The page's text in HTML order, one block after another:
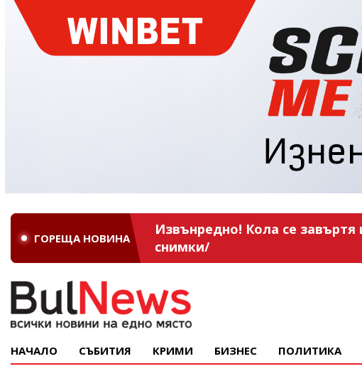
ГОРЕЩА НОВИНА
Извънредно! Кола се
снимки/
НАЧАЛО СЪБИТИЯ КРИМИ БИЗНЕС ПОЛИТИКА